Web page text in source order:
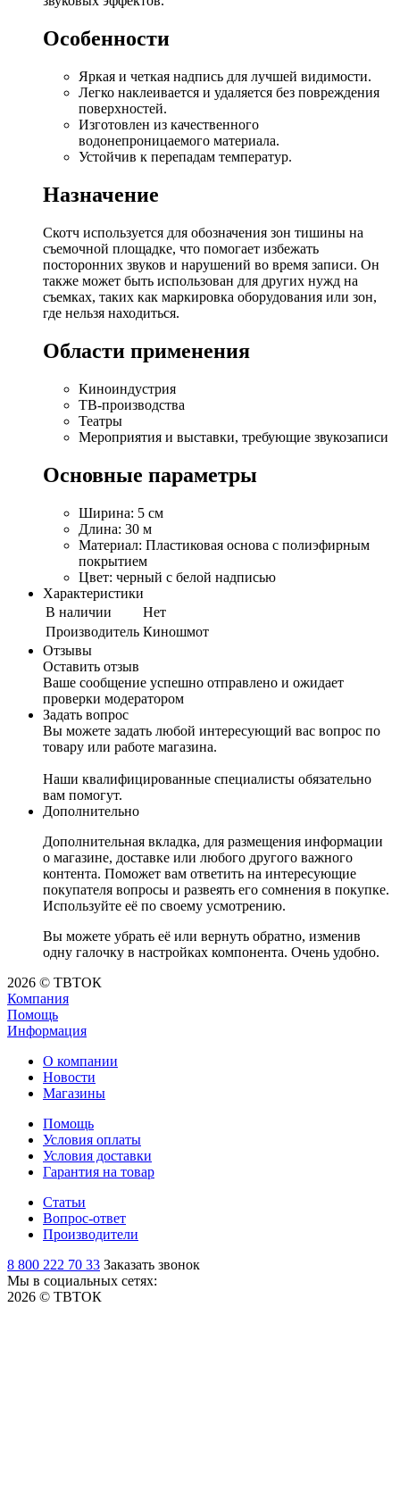
Особенности
Яркая и четкая надпись для лучшей видимости.
Легко наклеивается и удаляется без повреждения
поверхностей.
Изготовлен из качественного
водонепроницаемого материала.
Устойчив к перепадам температур.
Назначение
Скотч используется для обозначения зон тишины на
съемочной площадке, что помогает избежать
посторонних звуков и нарушений во время записи. Он
также может быть использован для других нужд на
съемках, таких как маркировка оборудования или зон,
где нельзя находиться.
Области применения
Киноиндустрия
ТВ-производства
Театры
Мероприятия и выставки, требующие звукозаписи
Основные параметры
Ширина: 5 см
Длина: 30 м
Материал: Пластиковая основа с полиэфирным
покрытием
Цвет: черный с белой надписью
Характеристики
В наличии
Нет
Производитель Киношмот
Отзывы
Оставить отзыв
Ваше сообщение успешно отправлено и ожидает
проверки модератором
Задать вопрос
Вы можете задать любой интересующий вас вопрос по
товару или работе магазина.
Наши квалифицированные специалисты обязательно
вам помогут.
Дополнительно
Дополнительная вкладка, для размещения информации
о магазине, доставке или любого другого важного
контента. Поможет вам ответить на интересующие
покупателя вопросы и развеять его сомнения в покупке.
Используйте её по своему усмотрению.
Вы можете убрать её или вернуть обратно, изменив
одну галочку в настройках компонента. Очень удобно.
2026 © ТВТОК
Компания
Помощь
Информация
О компании
Новости
Магазины
Помощь
Условия оплаты
Условия доставки
Гарантия на товар
Статьи
Вопрос-ответ
Производители
8 800 222 70 33 Заказать звонок
Мы в социальных сетях:
2026 © ТВТОК